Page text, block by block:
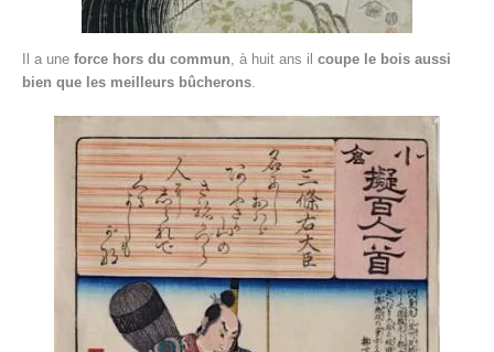
Il a une force hors du commun , à huit ans il coupe le bois aussi
bien que les meilleurs bûcherons